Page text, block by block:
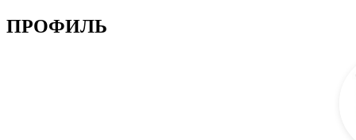
ПРОФИЛЬ